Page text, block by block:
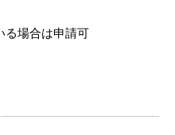
る場合は申請可